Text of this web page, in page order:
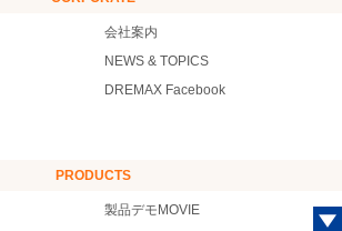
会社案内
NEWS & TOPICS
DREMAX Facebook
PRODUCTS
製品デモMOVIE